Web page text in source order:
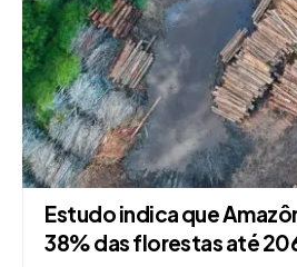
Estudo indica que
38% das florestas até